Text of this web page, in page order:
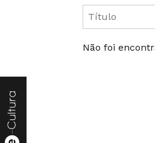
Não foi